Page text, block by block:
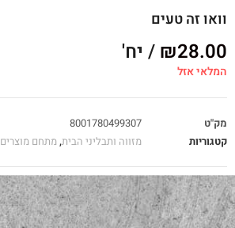
וואו זה טעים
₪28.00 / יח'
המלאי אזל
מק"ט
8001780499307
קטגוריות
מזווה ותבליני הבית,מתחם מוצרים